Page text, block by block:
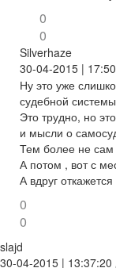
0
0
Silverhaze
30-04-2015 |
Ну это уже
судебной
Это трудно, но
и мысли о
Тем более не
А потом , вот с
А вдруг
0
0
slajd
30-04-2015 | 13:37:20